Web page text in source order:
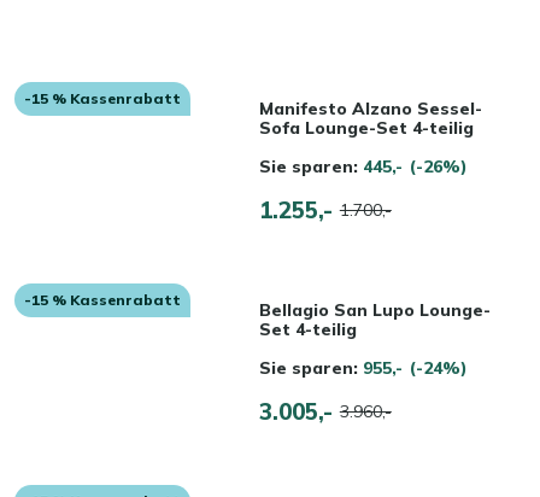
-15 % Kassenrabatt
Manifesto Alzano Sessel-
Sofa Lounge-Set 4-teilig
Sie sparen: 445,- (-26%)
1.255,- 1.700,-
-15 % Kassenrabatt
Bellagio San Lupo Lounge-
Set 4-teilig
Sie sparen: 955,- (-24%)
3.005,- 3.960,-